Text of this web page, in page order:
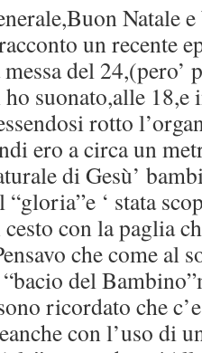
Natale
un recente
del 24,(pero’
suonato,alle 18,e
rotto
ero a circa un
di Gesù’
‘ stata
con la paglia
che come al
del
ricordato che
con l’uso di